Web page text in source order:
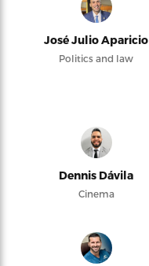
José Julio Aparicio
Politics and law
Dennis Dávila
Cinema